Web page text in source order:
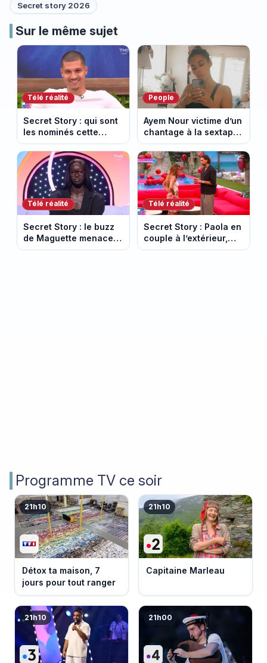
Secret story 2026
Sur le même sujet
Télé réalité
Secret Story : qui sont
les nominés cette
semaine pour le prime
du 6 août 2026 ?
People
Ayem Nour victime d’un
chantage à la sextape :
elle publie elle-même
ses vidéos intimes
Télé réalité
Secret Story : le buzz
de Maguette menace
le secret le plus viral
Télé réalité
Secret Story : Paola en
couple à l’extérieur,
Simon brise enfin le
Programme TV ce soir
21h10
Détox ta maison, 7
jours pour tout ranger
21h10
Capitaine Marleau
21h10 21h00